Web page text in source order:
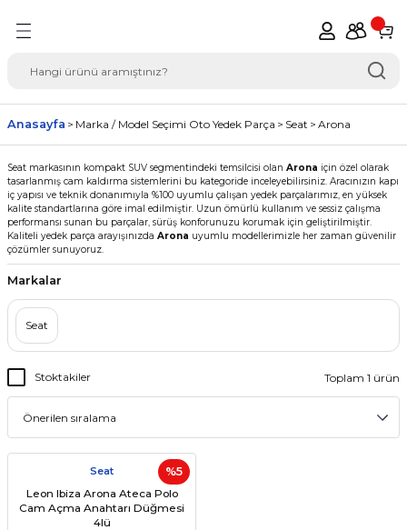
Seçimi Oto Yedek
Anasayfa Marka / Model Seçimi Oto Yedek Parça Seat Arona
Seat markasının kompakt SUV segmentindeki temsilcisi olan Arona için özel olarak
tasarlanmış cam kaldırma sistemlerini bu kategoride inceleyebilirsiniz. Aracınızın kapı
iç yapısı ve teknik donanımıyla %100 uyumlu çalışan yedek parçalarımız, en yüksek
kalite standartlarına göre imal edilmiştir. Uzun ömürlü kullanım ve sessiz çalışma
performansı sunan bu parçalar, sürüş konforunuzu korumak için geliştirilmiştir.
Kaliteli yedek parça arayışınızda Arona uyumlu modellerimizle her zaman güvenilir
çözümler sunuyoruz.
Markalar
Seat
Stoktakiler Toplam 1 ürün
%5
Seat
Leon Ibiza Arona Ateca Polo
Cam Açma Anahtarı Düğmesi
4lü